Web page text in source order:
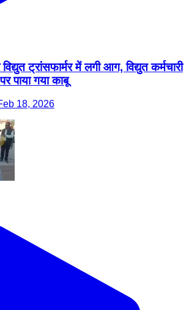
ट्रांसफार्मर में लगी आग, विद्युत कर्मचारी
गया काबू
18, 2026